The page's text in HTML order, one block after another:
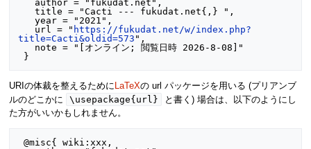
   title = "Cacti --- fukudat.net{,} ",
   year = "2021",
   url = "
https://fukudat.net/w/index.php?
title=Cacti&oldid=573 ",
URIの体裁を整えるために LaTeXの url パッケージを用いる (プリアンブ
ルのどこかに
\usepackage{url}
と書く) 場合は、以下のようにし
た方がいいかもしれません。
@misc{ wiki:xxx,